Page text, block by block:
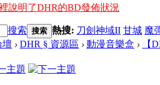
說明了DHR的BD發佈狀況
搜索 搜索 熱搜: 刀劍神域II 甘城 魔
壇 › DHR § 資源區 › 動漫音樂盒 ›
【